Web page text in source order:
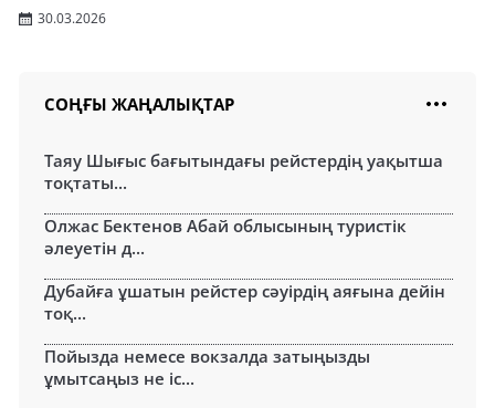
30.03.2026
СОҢҒЫ ЖАҢАЛЫҚТАР
Таяу Шығыс бағытындағы рейстердің уақытша
тоқтаты...
Олжас Бектенов Абай облысының туристік
әлеуетін д...
Дубайға ұшатын рейстер сәуірдің аяғына дейін
тоқ...
Пойызда немесе вокзалда затыңызды
ұмытсаңыз не іс...